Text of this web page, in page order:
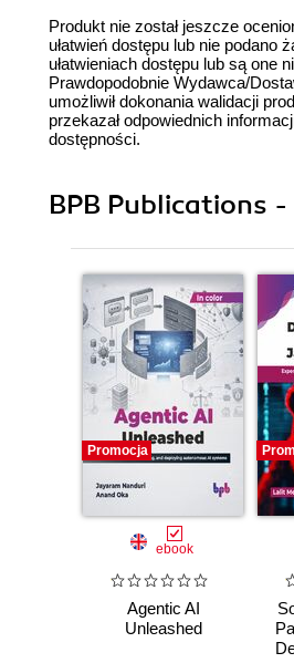
Produkt nie został jeszcze
ułatwień dostępu lub nie podano
ułatwieniach dostępu lub są one
Prawdopodobnie Wydawca/
umożliwił dokonania walidacji
przekazał odpowiednich
dostępności.
BPB Publications
Promocja
ebook
Agentic AI
Unleashed